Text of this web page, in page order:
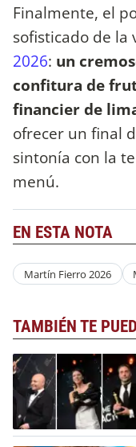
Finalmente, el
sofisticado de la
2026: un
confitura de
financier de
ofrecer un final
sintonía con la
menú.
EN ESTA NOTA
Martín Fierro 2026
TAMBIÉN TE